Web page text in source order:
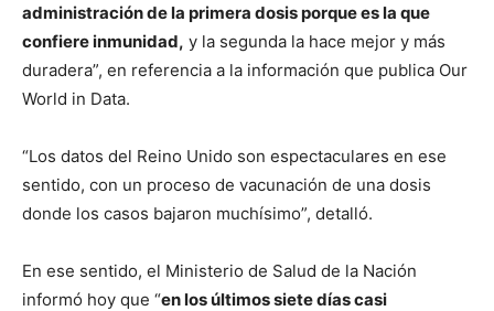
administración de la primera dosis porque es la que
confiere inmunidad, y la segunda la hace mejor y más
duradera”, en referencia a la información que publica Our
World in Data.
“Los datos del Reino Unido son espectaculares en ese
sentido, con un proceso de vacunación de una dosis
donde los casos bajaron muchísimo”, detalló.
En ese sentido, el Ministerio de Salud de la Nación
informó hoy que “en los últimos siete días casi